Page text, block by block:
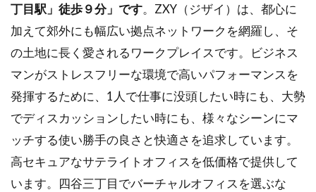
丁目駅」徒歩９分」です。ZXY（ジザイ）は、都心に
加えて郊外にも幅広い拠点ネットワークを網羅し、そ
の土地に長く愛されるワークプレイスです。ビジネス
マンがストレスフリーな環境で高いパフォーマンスを
発揮するために、1人で仕事に没頭したい時にも、大勢
でディスカッションしたい時にも、様々なシーンにマ
ッチする使い勝手の良さと快適さを追求しています。
高セキュアなサテライトオフィスを低価格で提供して
います。四谷三丁目でバーチャルオフィスを選ぶな